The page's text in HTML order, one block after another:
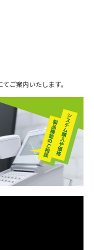
ご案内いたします。